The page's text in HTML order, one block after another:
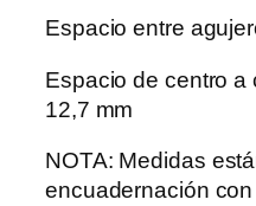
Espacio entre
Espacio de centro a
12,7 mm
NOTA: Medidas
encuadernación